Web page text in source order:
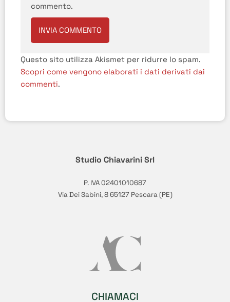
commento.
Questo sito utilizza Akismet per ridurre lo spam.
Scopri come vengono elaborati i dati derivati dai
commenti.
Studio Chiavarini Srl
P. IVA 02401010687
Via Dei Sabini, 8 65127 Pescara (PE)
CHIAMACI